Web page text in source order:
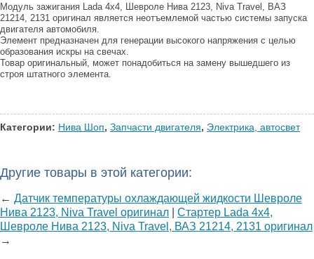
Модуль зажигания Lada 4х4, Шевроле Нива 2123, Niva Travel, ВАЗ
21214, 2131 оригинал является неотъемлемой частью системы запуска
двигателя автомобиля.
Элемент предназначен для генерации высокого напряжения с целью
образования искры на свечах.
Товар оригинальный, может понадобиться на замену вышедшего из
строя штатного элемента.
Категории: Нива Шоп, Запчасти двигателя, Электрика, автосвет
Другие товары в этой категории:
← Датчик температуры охлаждающей жидкости Шевроле
Нива 2123, Niva Travel оригинал
Стартер Lada 4х4,
Шевроле Нива 2123, Niva Travel, ВАЗ 21214, 2131 оригинал
→